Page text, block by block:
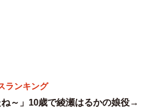
ランキング
ね～」10歳で綾瀬はるかの娘役→